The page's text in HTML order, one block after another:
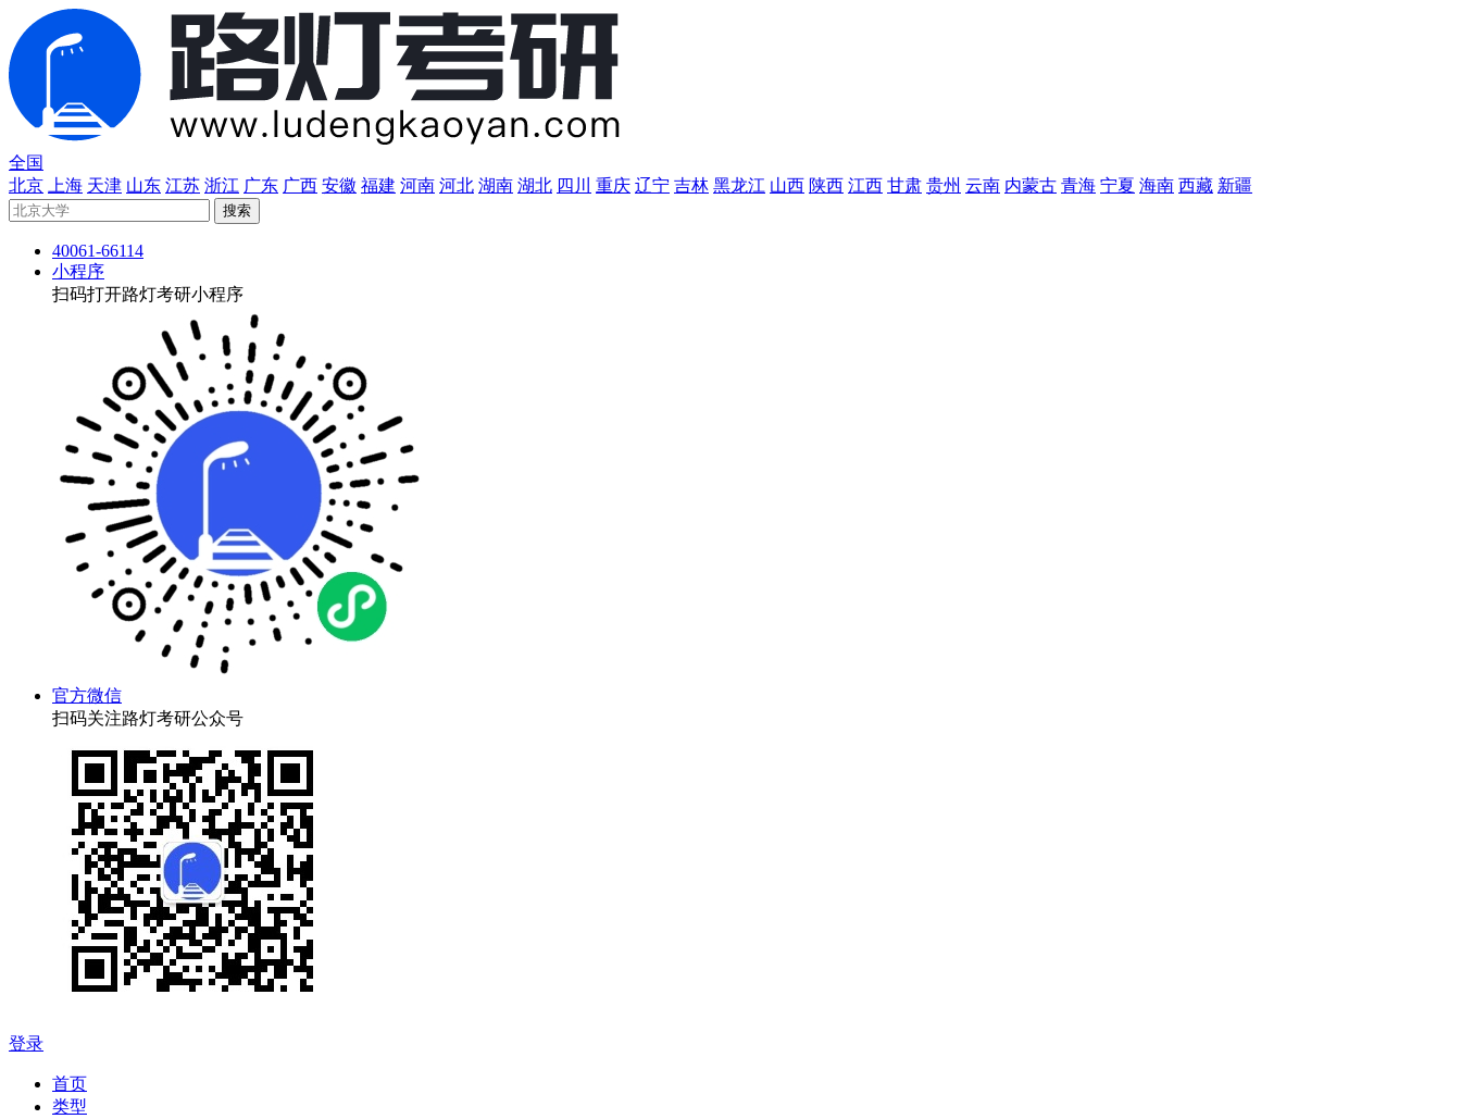
全国
北京
上海 天津 山东 江苏 浙江 广东 广西 安徽 福建 河南 河北 湖南 湖北 四川 重庆 辽宁 吉林 黑龙江 山西 陕西 江西 甘肃 贵州 云南 内蒙古 青海 宁夏 海南 西藏 新疆
40061-66114
小程序
扫码打开路灯考研小程序
官方微信
扫码关注路灯考研公众号
登录
首页
类型